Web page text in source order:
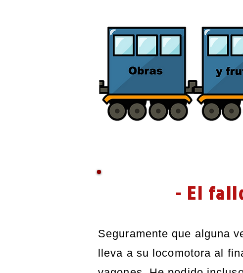
- El
Seguramente que alguna
lleva a su locomotora al